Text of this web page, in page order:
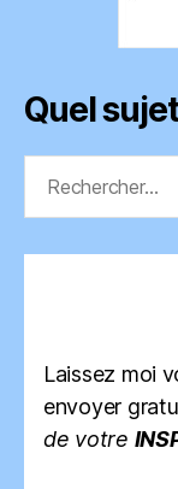
Quel
Laissez moi
envoyer
de votre